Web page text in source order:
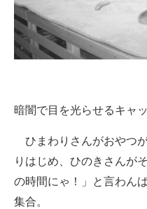
暗闇で目を光らせるキャ
ひまわりさんがおやつ
りはじめ、ひのきさんが
の時間にゃ！」と言わん
集合。